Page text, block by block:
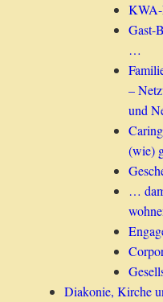
Gast-
…
–
und
(wie)
…
Diakonie, Kirche